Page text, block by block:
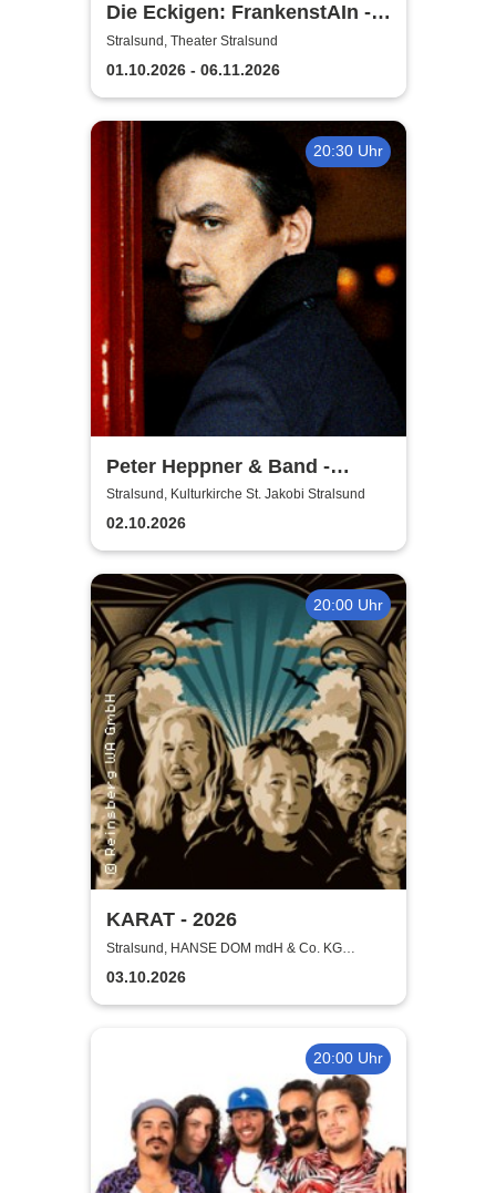
Die Eckigen: FrankenstAIn -
Theater Vorpommern
Stralsund, Theater Stralsund
01.10.2026 - 06.11.2026
20:30 Uhr
Peter Heppner & Band -
Akustik Tour 2026
Stralsund, Kulturkirche St. Jakobi Stralsund
02.10.2026
20:00 Uhr
KARAT - 2026
Stralsund, HANSE DOM mdH & Co. KG
Stralsund
03.10.2026
20:00 Uhr